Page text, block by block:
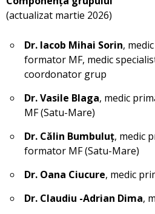
(actualizat martie 2026)
Dr. Iacob Mihai Sorin,
formator MF, medic
coordonator grup
Dr. Vasile Blaga, medic
MF (Satu-Mare)
Dr. Călin Bumbuluț, medic
formator MF (Satu-Mare)
Dr. Oana Ciucure, medic
Dr. Claudiu -Adrian Dima,